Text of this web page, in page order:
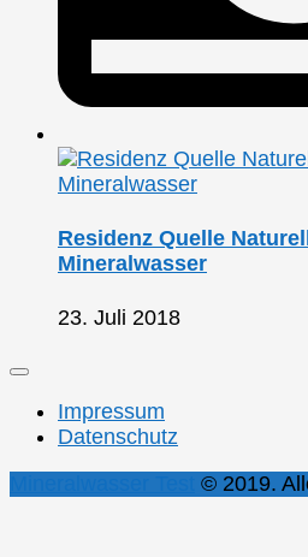
Residenz Quelle
Mineralwasser
23. Juli 2018
Impressum
Datenschutz
© 2019.